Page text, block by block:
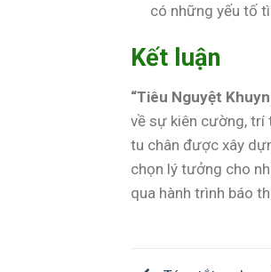
có những yếu tố
Kết luận
“Tiêu Nguyệt
về sự kiên cường, trí
tu chân được xây
chọn lý tưởng cho
qua hành trình báo